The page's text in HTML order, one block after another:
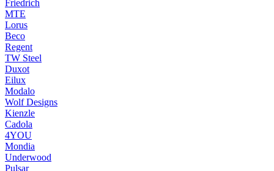
Friedrich
MTE
Lorus
Beco
Regent
TW Steel
Duxot
Eilux
Modalo
Wolf Designs
Kienzle
Cadola
4YOU
Mondia
Underwood
Pulsar